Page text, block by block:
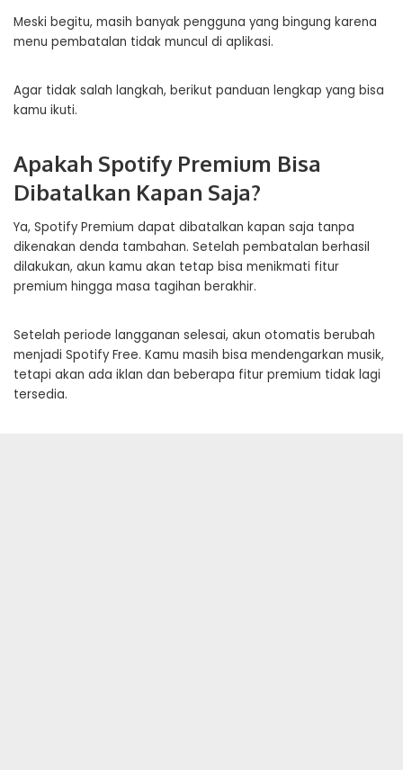
Meski begitu, masih banyak pengguna yang bingung karena
menu pembatalan tidak muncul di aplikasi.
Agar tidak salah langkah, berikut panduan lengkap yang bisa
kamu ikuti.
Apakah Spotify Premium Bisa
Dibatalkan Kapan Saja?
Ya, Spotify Premium dapat dibatalkan kapan saja tanpa
dikenakan denda tambahan. Setelah pembatalan berhasil
dilakukan, akun kamu akan tetap bisa menikmati fitur
premium hingga masa tagihan berakhir.
Setelah periode langganan selesai, akun otomatis berubah
menjadi Spotify Free. Kamu masih bisa mendengarkan musik,
tetapi akan ada iklan dan beberapa fitur premium tidak lagi
tersedia.